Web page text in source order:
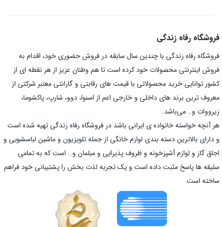
فروشگاه رفاه زندگی
فروشگاه رفاه زندگی با چندین سال سابقه در فروش حضوری خود، اقدام به
فروش اینترنتی محصولات خود کرده است تا هم وطنان عزیز از هر نقطه ای از
کشور توانایی خرید محصولاتی با قیمت های رقابتی و گارانتی معتبر شرکتی از
معروف ترین برند های داخلی و خارجی اعم از اسنوا، دوو، شارپ، پاکشوما،
زیرووات و.. می‌باشد.
هر آنچه خواسته خانواده ی ایرانی باشد در فروشگاه رفاه زندگی تهیه شده است
و دارای بالاترین دسته بندی لوازم خانگی از جمله تلویزیون و ماشین لباسشویی و
اجاق گاز و لوازم آشپزخونه و ظروف پذیرایی و مبلمان و… است که به تمامی
سلیقه ها پاسخ مثبت داده است و یک تجربه لذت بخش را پشتیبانی خود فراهم
ساخته است.